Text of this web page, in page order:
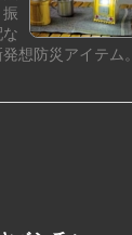
想防災アイテム。